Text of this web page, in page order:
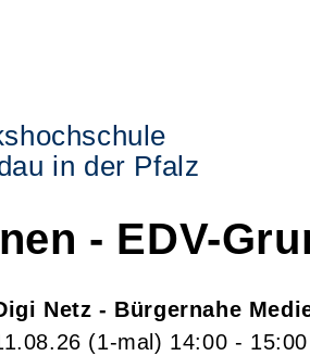
in der Pfalz
- EDV-
Netz - Bürgernahe
(1-mal) 14:00 - 15:00